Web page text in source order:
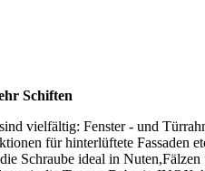
Schiften
vielfältig: Fenster - und
für hinterlüftete
Schraube ideal in